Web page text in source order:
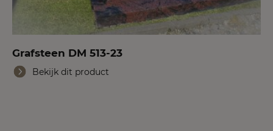
Grafsteen DM 513-23
Bekijk dit product